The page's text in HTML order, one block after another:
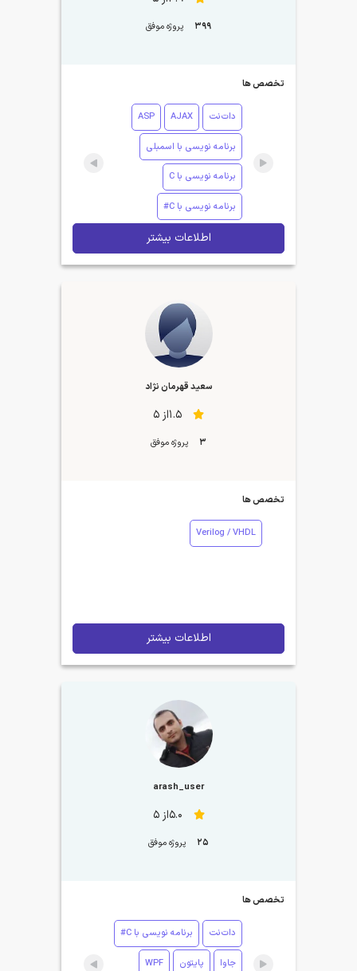
399 پروژه موفق
تخصص ها
دات‌نت AJAX
ASP
برنامه نویسی با اسمبلی
برنامه نویسی با C
برنامه نویسی با C#
اطلاعات بیشتر
سعید قهرمان نژاد
1.5از 5
3 پروژه موفق
تخصص ها
Verilog / VHDL
اطلاعات بیشتر
arash_user
5.0از 5
25 پروژه موفق
تخصص ها
دات‌نت برنامه نویسی با C#
جاوا پایتون WPF